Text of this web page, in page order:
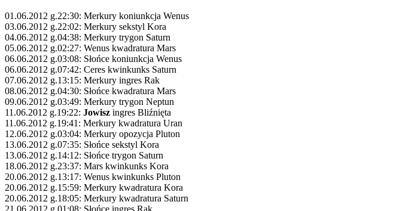
01.06.2012 g.22:30: Merkury koniunkcja Wenus
03.06.2012 g.22:02: Merkury sekstyl Kora
04.06.2012 g.04:38: Merkury trygon Saturn
05.06.2012 g.02:27: Wenus kwadratura Mars
06.06.2012 g.03:08: Słońce koniunkcja Wenus
06.06.2012 g.07:42: Ceres kwinkunks Saturn
07.06.2012 g.13:15: Merkury ingres Rak
08.06.2012 g.04:30: Słońce kwadratura Mars
09.06.2012 g.03:49: Merkury trygon Neptun
11.06.2012 g.19:22: Jowisz ingres Bliźnięta
11.06.2012 g.19:41: Merkury kwadratura Uran
12.06.2012 g.03:04: Merkury opozycja Pluton
13.06.2012 g.07:35: Słońce sekstyl Kora
13.06.2012 g.14:12: Słońce trygon Saturn
18.06.2012 g.23:37: Mars kwinkunks Kora
20.06.2012 g.13:17: Wenus kwinkunks Pluton
20.06.2012 g.15:59: Merkury kwadratura Kora
20.06.2012 g.18:05: Merkury kwadratura Saturn
21.06.2012 g.01:08: Słońce ingres Rak